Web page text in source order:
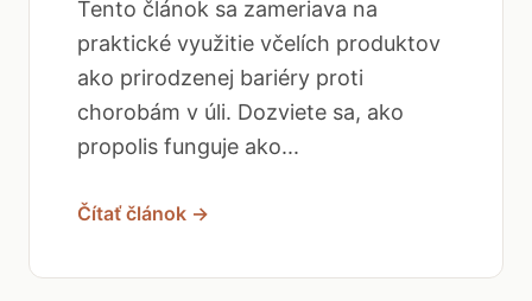
Tento článok sa zameriava na
praktické využitie včelích produktov
ako prirodzenej bariéry proti
chorobám v úli. Dozviete sa, ako
propolis funguje ako...
Čítať článok →